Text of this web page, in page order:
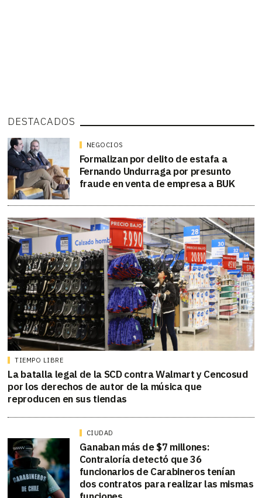
DESTACADOS
NEGOCIOS
Formalizan por delito de estafa a
Fernando Undurraga por presunto
fraude en venta de empresa a BUK
TIEMPO LIBRE
La batalla legal de la SCD contra Walmart y Cencosud
por los derechos de autor de la música que
reproducen en sus tiendas
CIUDAD
Ganaban más de $7 millones:
Contraloría detectó que 36
funcionarios de Carabineros tenían
dos contratos para realizar las mismas